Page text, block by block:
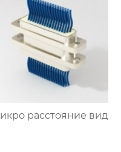
расстояние вид